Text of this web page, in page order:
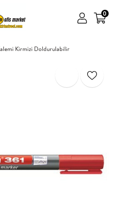
0
Kirmizi Doldurulabilir